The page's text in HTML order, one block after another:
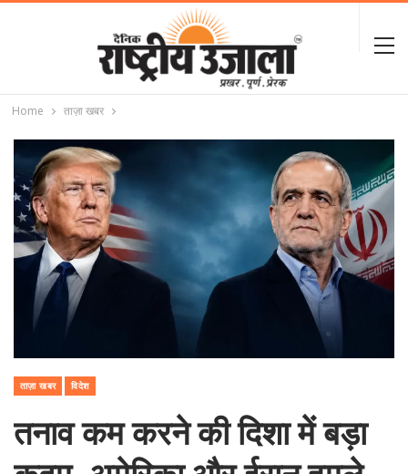
Home ताज़ा खबर
ताज़ा खबर विदेश
तनाव कम करने की दिशा में बड़ा